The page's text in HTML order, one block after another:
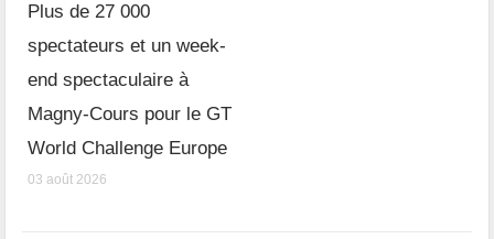
Plus de 27 000
spectateurs et un week-
end spectaculaire à
Magny-Cours pour le GT
World Challenge Europe
03 août 2026